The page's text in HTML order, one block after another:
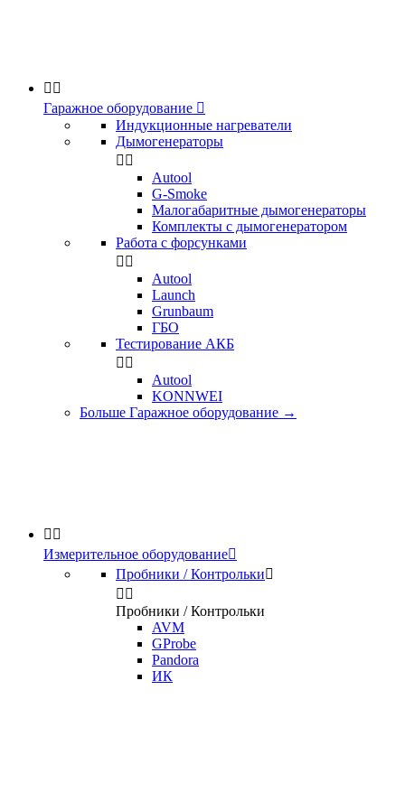
 
Гаражное оборудование 
Индукционные нагреватели
Дымогенераторы
 
Аutool
G-Smoke
Малогабаритные дымогенераторы
Комплекты с дымогенератором
Работа с форсунками
 
Autool
Launch
Grunbaum
ГБО
Тестирование АКБ
 
Autool
KONNWEI
Больше Гаражное оборудование →
 
Измерительное оборудование
Пробники / Контрольки
 
Пробники / Контрольки
AVM
GProbe
Pandora
ИК